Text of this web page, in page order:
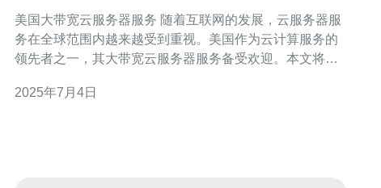
美国大带宽云服务器服务 随着互联网的发展，云服务器服
务在全球范围内越来越受到重视。美国作为云计算服务的
领先者之一，其大带宽云服务器服务备受欢迎。本文将介
服务器服务具有以下特点： 高速稳定的网络连接 灵活的资
2025年7月4日